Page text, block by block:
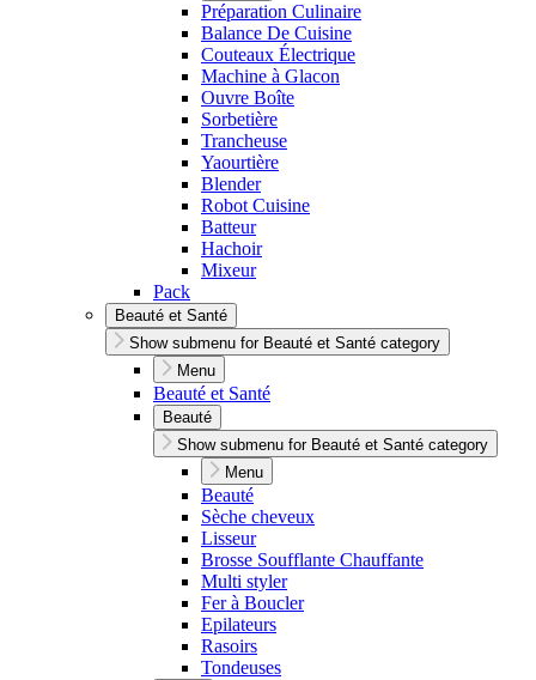
Préparation Culinaire
Balance De Cuisine
Couteaux Électrique
Machine à Glacon
Ouvre Boîte
Sorbetière
Trancheuse
Yaourtière
Blender
Robot Cuisine
Batteur
Hachoir
Mixeur
Pack
Beauté et Santé
Show submenu for Beauté et Santé category
Menu
Beauté et Santé
Beauté
Show submenu for Beauté et Santé category
Menu
Beauté
Sèche cheveux
Lisseur
Brosse Soufflante Chauffante
Multi styler
Fer à Boucler
Epilateurs
Rasoirs
Tondeuses